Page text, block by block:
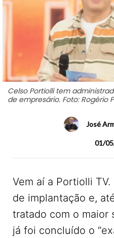
Celso Portiolli tem
de empresário. Foto: Rogério
José
01/
Vem aí a Portiolli
de implantação e,
tratado com o maior
já foi concluído o